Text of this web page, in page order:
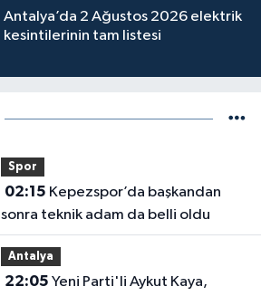
Antalya’da 2 Ağustos 2026 elektrik
kesintilerinin tam listesi
Spor
02:15
sonra teknik adam da belli oldu
Antalya
22:05